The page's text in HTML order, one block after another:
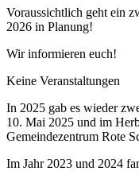
Voraussichtlich geht ein
2026 in Planung!
Wir informieren euch!
Keine Veranstaltungen
In 2025 gab es wieder
10. Mai 2025 und im
Gemeindezentrum Rote
Im Jahr 2023 und 2024